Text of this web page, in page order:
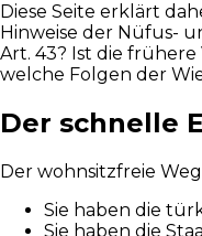
Diese Seite erklärt
Hinweise der Nüfus-
Art. 43? Ist die
welche Folgen der
Der schnelle
Der wohnsitzfreie
Sie haben die
Sie haben die